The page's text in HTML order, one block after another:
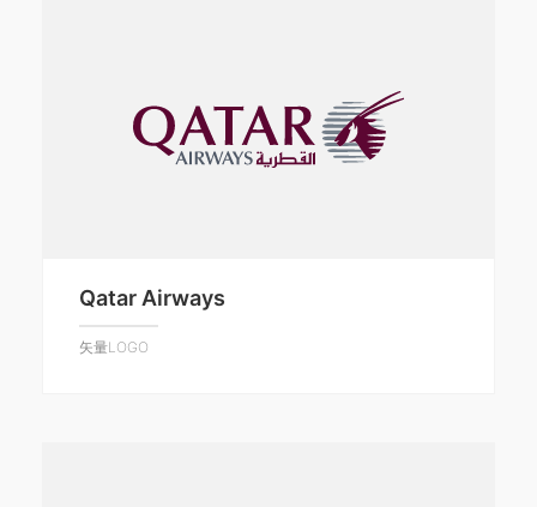
Qatar Airways
矢量LOGO